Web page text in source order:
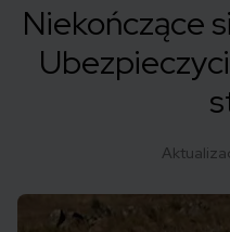
Niekończące